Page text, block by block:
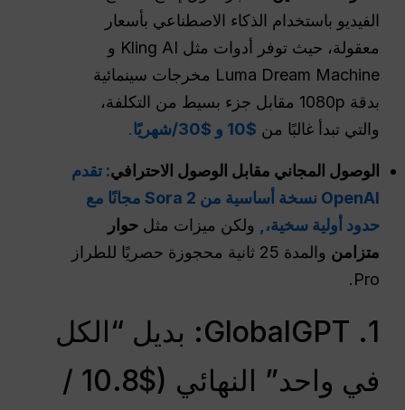
الفيديو باستخدام الذكاء الاصطناعي بأسعار
معقولة، حيث توفر أدوات مثل Kling AI و
Luma Dream Machine مخرجات سينمائية
بدقة 1080p مقابل جزء بسيط من التكلفة،
والتي تبدأ غالبًا من $10 و $30/شهريًا .
الوصول المجاني مقابل الوصول الاحترافي: تقدم
OpenAI نسخة أساسية من Sora 2 مجانًا مع
حدود أولية سخية،,
ولكن ميزات مثلحوار
متزامن
والمدة 25 ثانية محجوزة حصريًا للطراز
Pro.
1. GlobalGPT: بديل “الكل
في واحد” النهائي ($10.8 /